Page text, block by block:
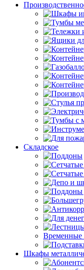
Складское
Временные
Шкафы